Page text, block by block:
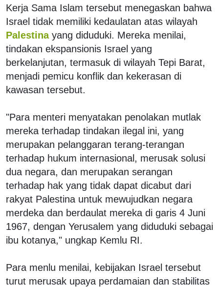
Kerja Sama Islam tersebut menegaskan bahwa
Israel tidak memiliki kedaulatan atas wilayah
Palestina yang diduduki. Mereka menilai,
tindakan ekspansionis Israel yang
berkelanjutan, termasuk di wilayah Tepi Barat,
menjadi pemicu konflik dan kekerasan di
kawasan tersebut.
"Para menteri menyatakan penolakan mutlak
mereka terhadap tindakan ilegal ini, yang
merupakan pelanggaran terang-terangan
terhadap hukum internasional, merusak solusi
dua negara, dan merupakan serangan
terhadap hak yang tidak dapat dicabut dari
rakyat Palestina untuk mewujudkan negara
merdeka dan berdaulat mereka di garis 4 Juni
1967, dengan Yerusalem yang diduduki sebagai
ibu kotanya," ungkap Kemlu RI.
Para menlu menilai, kebijakan Israel tersebut
turut merusak upaya perdamaian dan stabilitas